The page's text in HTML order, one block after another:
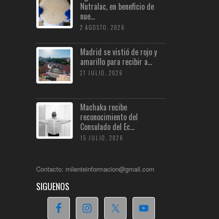
Nutralac, en beneficio de
nue...
2 AGOSTO, 2026
Madrid se vistió de rojo y
amarillo para recibir a...
21 JULIO, 2026
Machaka recibe
reconocimiento del
Consulado del Ec...
15 JULIO, 2026
Contacto: milenteinformacion@gmail.com
SIGUENOS